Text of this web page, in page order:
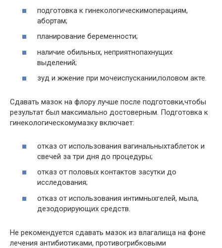
подготовка к гинекологическимоперациям,
абортам;
планирование беременности;
наличие обильных, неприятнопахнущих
выделений;
зуд и жжение при мочеиспускании,половом акте.
Сдавать мазок на флору лучше после подготовки,чтобы
результат был максимально достоверным. Подготовка к
гинекологическомумазку включает:
отказ от использования вагинальныхтаблеток и
свечей за три дня до процедуры;
отказ от половых контактов засутки до
исследования;
отказ от использования интимныхгелей, мыла,
дезодорирующих средств.
Не рекомендуется сдавать мазок из влагалища на фоне
лечения антибиотиками, противогрибковыми